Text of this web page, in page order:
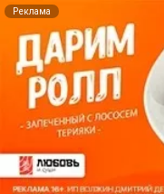
Реклама